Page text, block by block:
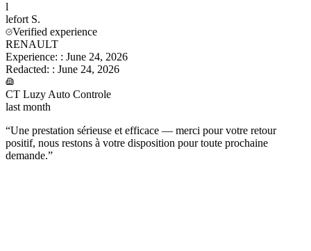
l
lefort S.
Verified experience
RENAULT
Experience: : June 24, 2026
Redacted: : June 24, 2026
CT Luzy Auto Controle
last month
“Une prestation sérieuse et efficace — merci pour votre retour
positif, nous restons à votre disposition pour toute prochaine
demande.”